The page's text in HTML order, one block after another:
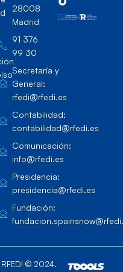
28008
Madrid
91 376
99 30
Secretaría y
General:
rfedi@rfedi.es
Contabilidad:
contabilidad@rfedi.es
Comunicación:
info@rfedi.es
Presidencia:
presidencia@rfedi.es
Fundación:
RFEDI © 2024.